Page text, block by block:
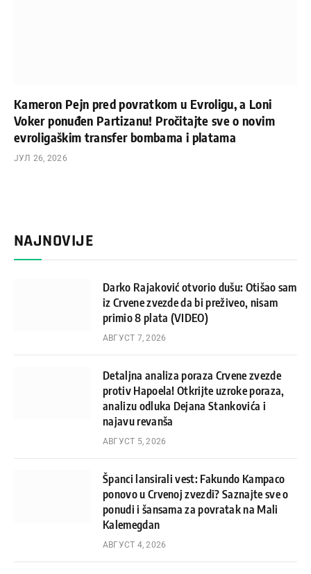
Kameron Pejn pred povratkom u Evroligu, a Loni
Voker ponuđen Partizanu! Pročitajte sve o novim
evroligaškim transfer bombama i platama
ЈУЛ 26, 2026
NAJNOVIJE
Darko Rajaković otvorio dušu: Otišao sam
iz Crvene zvezde da bi preživeo, nisam
primio 8 plata (VIDEO)
АВГУСТ 7, 2026
Detaljna analiza poraza Crvene zvezde
protiv Hapoela! Otkrijte uzroke poraza,
analizu odluka Dejana Stankovića i
najavu revanša
АВГУСТ 5, 2026
Španci lansirali vest: Fakundo Kampaco
ponovo u Crvenoj zvezdi? Saznajte sve o
ponudi i šansama za povratak na Mali
Kalemegdan
АВГУСТ 4, 2026